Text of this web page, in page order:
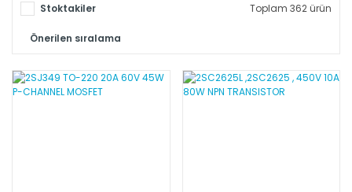
Stoktakiler Toplam 362 ürün